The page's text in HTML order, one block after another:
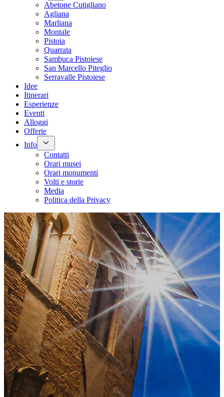
Abetone Cutigliano
Agliana
Marliana
Montale
Pistoia
Quarrata
Sambuca Pistoiese
San Marcello Piteglio
Serravalle Pistoiese
Idee
Itinerari
Esperienze
Eventi
Alloggi
Offerte
Info
Contatti
Orari musei
Orari monumenti
Volti e storie
Media
Politica della Privacy